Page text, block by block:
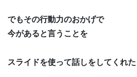
でもその行動力のおかげで
今があると言うことを
スライドを使って話しをしてくれた